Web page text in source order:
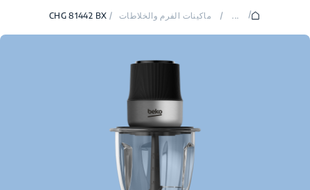
/
...
/ ماكينات الفرم والخلاطات /
CHG 81442 BX